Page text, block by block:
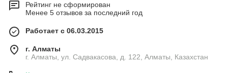
Рейтинг не сформирован
Менее 5 отзывов за последний год
Работает с 06.03.2015
г. Алматы
г. Алматы, ул. Садвакасова, д. 122, Алматы, Казахстан